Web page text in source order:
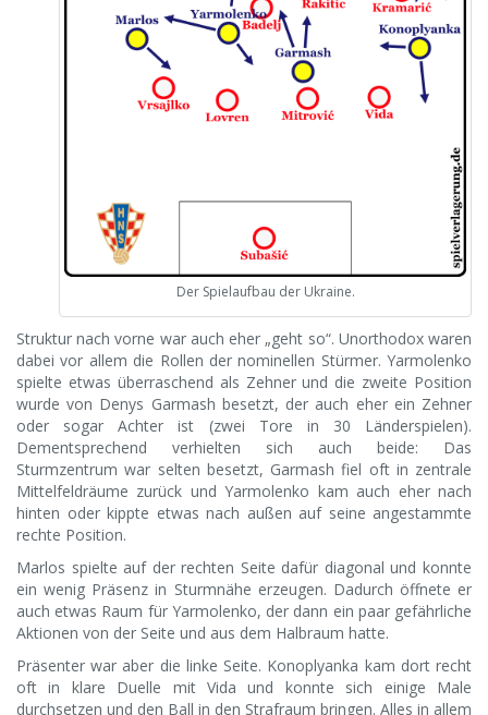
Der Spielaufbau der Ukraine.
Struktur nach vorne war auch eher „geht so“. Unorthodox waren
dabei vor allem die Rollen der nominellen Stürmer. Yarmolenko
spielte etwas überraschend als Zehner und die zweite Position
wurde von Denys Garmash besetzt, der auch eher ein Zehner
oder sogar Achter ist (zwei Tore in 30 Länderspielen).
Dementsprechend verhielten sich auch beide: Das
Sturmzentrum war selten besetzt, Garmash fiel oft in zentrale
Mittelfeldräume zurück und Yarmolenko kam auch eher nach
hinten oder kippte etwas nach außen auf seine angestammte
rechte Position.
Marlos spielte auf der rechten Seite dafür diagonal und konnte
ein wenig Präsenz in Sturmnähe erzeugen. Dadurch öffnete er
auch etwas Raum für Yarmolenko, der dann ein paar gefährliche
Aktionen von der Seite und aus dem Halbraum hatte.
Präsenter war aber die linke Seite. Konoplyanka kam dort recht
oft in klare Duelle mit Vida und konnte sich einige Male
durchsetzen und den Ball in den Strafraum bringen. Alles in allem